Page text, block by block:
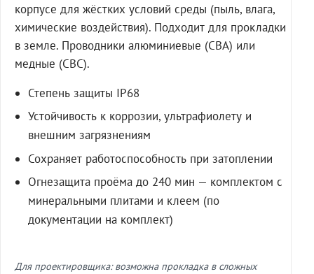
корпусе для жёстких условий среды (пыль, влага,
химические воздействия). Подходит для прокладки
в земле. Проводники алюминиевые (СВА) или
медные (СВС).
Степень защиты IP68
Устойчивость к коррозии, ультрафиолету и
внешним загрязнениям
Сохраняет работоспособность при затоплении
Огнезащита проёма до 240 мин — комплектом с
минеральными плитами и клеем (по
документации на комплект)
Для проектировщика: возможна прокладка в сложных